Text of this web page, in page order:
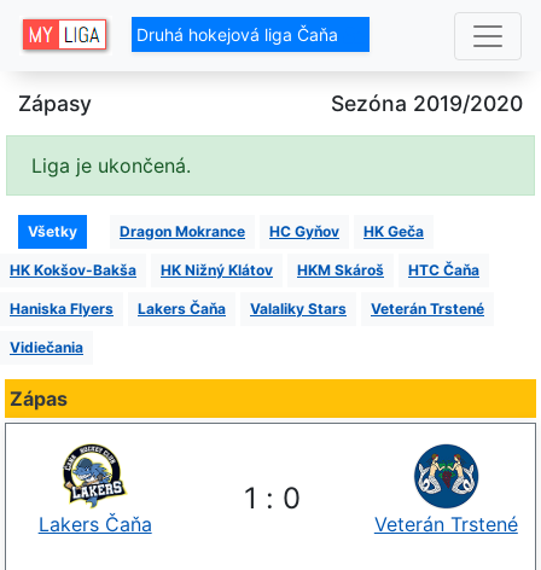
Druhá hokejová liga Čaňa
Zápasy Sezóna 2019/2020
Liga je ukončená.
Všetky Dragon Mokrance HC Gyňov HK Geča
HK Kokšov-Bakša HK Nižný Klátov HKM Skároš HTC Čaňa
Haniska Flyers Lakers Čaňa Valaliky Stars Veterán Trstené
Vidiečania
Zápas
1 : 0
Lakers Čaňa Veterán Trstené